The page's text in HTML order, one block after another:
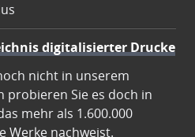
digitalisierter Drucke
nicht in unserem
probieren Sie es doch in
mehr als 1.600.000
Werke nachweist.